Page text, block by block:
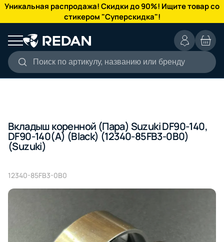
Уникальная распродажа! Скидки до 90%! Ищите товар со
стикером "Суперскидка"!
Поиск по артикулу, названию или бренду
КАТАЛОГ
Вкладыш коренной (Пара) Suzuki DF90-140,
DF90-140(A) (Black) (12340-85FB3-0B0)
(Suzuki)
12340-85FB3-0B0